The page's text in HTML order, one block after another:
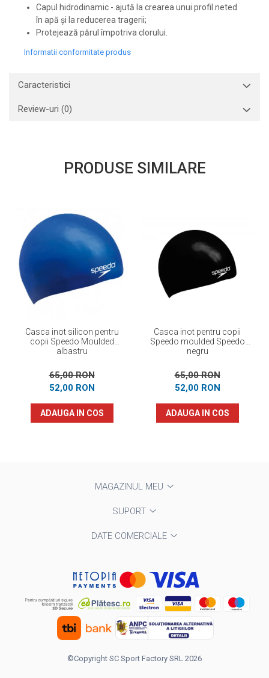
Capul hidrodinamic - ajută la crearea unui profil neted
în apă și la reducerea tragerii;
Protejează părul împotriva clorului.
Informatii conformitate produs
Caracteristici
Review-uri (0)
PRODUSE SIMILARE
Casca inot silicon pentru
copii Speedo Moulded
albastru
65,00 RON
52,00 RON
ADAUGA IN COS
Casca inot pentru copii
Speedo moulded Speedo
negru
65,00 RON
52,00 RON
ADAUGA IN COS
MAGAZINUL MEU
SUPORT
DATE COMERCIALE
©Copyright SC Sport Factory SRL 2026